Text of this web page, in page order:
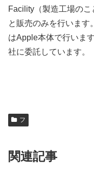
Facility（製造工場の
と販売のみを行いま
はApple本体で行いま
社に委託しています。
フ
関連記事